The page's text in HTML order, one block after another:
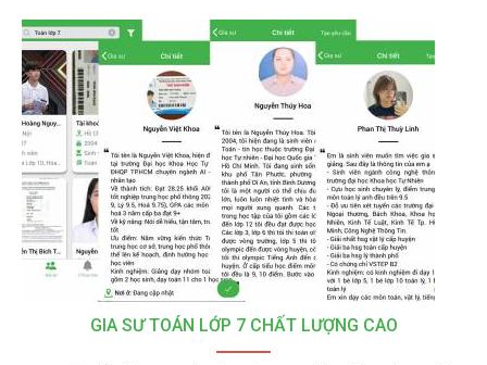
GIA SƯ TOÁN LỚP 7 CHẤT LƯỢNG CAO